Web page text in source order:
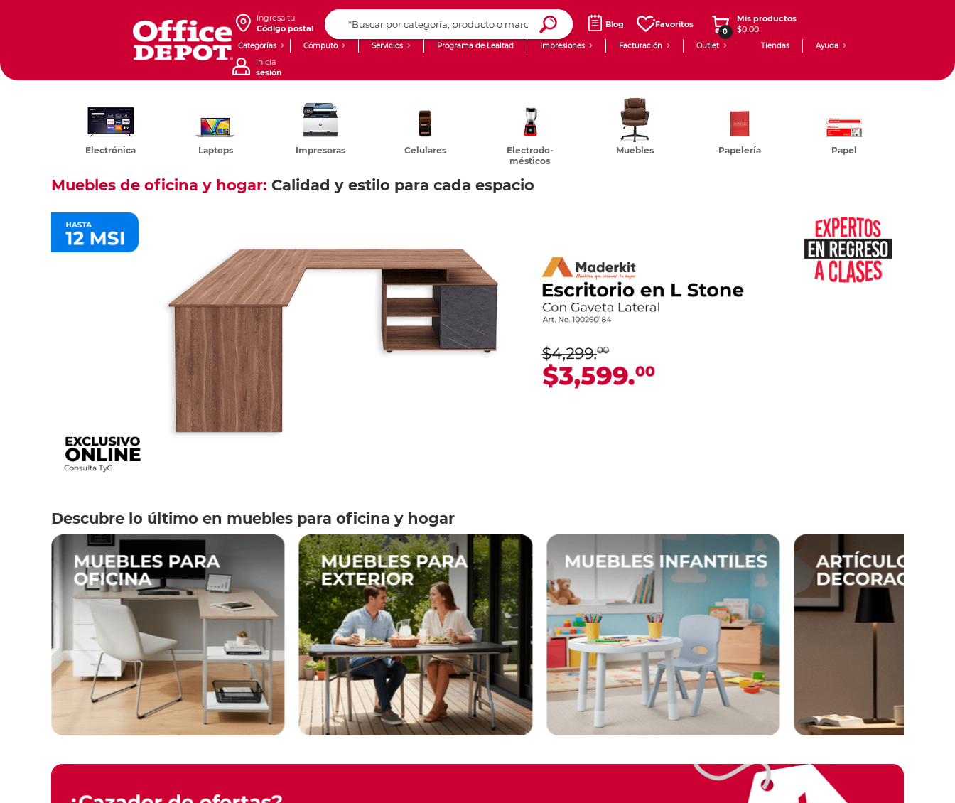
Ingresa tu
Código postal
Blog Favoritos
0
Mis productos
$0.00
Categorías Cómputo
Laptops
Servicios Programa de Lealtad Impresiones Facturación Outlet Tiendas Ayuda
Inicia
sesión
Electrónica Laptops Impresoras Celulares
Electrodo-
mésticos
Muebles Papelería Papel
Muebles de oficina y hogar: Calidad y estilo para cada espacio
Descubre lo último en muebles para oficina y hogar